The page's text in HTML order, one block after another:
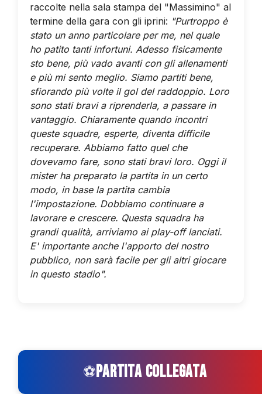
raccolte nella sala stampa del "Massimino" al
termine della gara con gli iprini: "Purtroppo è
stato un anno particolare per me, nel quale
ho patito tanti infortuni. Adesso fisicamente
sto bene, più vado avanti con gli allenamenti
e più mi sento meglio. Siamo partiti bene,
sfiorando più volte il gol del raddoppio. Loro
sono stati bravi a riprenderla, a passare in
vantaggio. Chiaramente quando incontri
queste squadre, esperte, diventa difficile
recuperare. Abbiamo fatto quel che
dovevamo fare, sono stati bravi loro. Oggi il
mister ha preparato la partita in un certo
modo, in base la partita cambia
l'impostazione. Dobbiamo continuare a
lavorare e crescere. Questa squadra ha
grandi qualità, arriviamo ai play-off lanciati.
E' importante anche l'apporto del nostro
pubblico, non sarà facile per gli altri giocare
in questo stadio".
⚽PARTITA COLLEGATA